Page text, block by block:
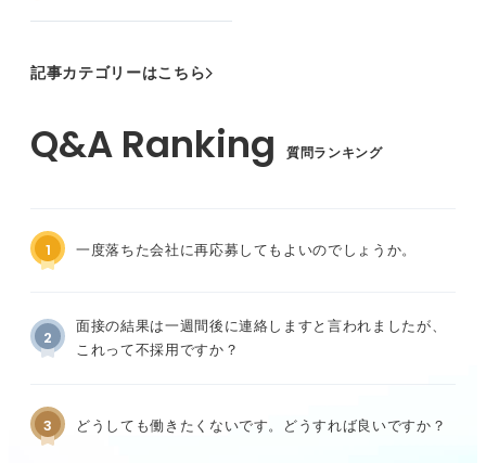
記事カテゴリーはこちら
質問ランキング
1 一度落ちた会社に再応募してもよいのでしょうか。
2
面接の結果は一週間後に連絡しますと言われましたが、
これって不採用ですか？
3 どうしても働きたくないです。どうすれば良いですか？